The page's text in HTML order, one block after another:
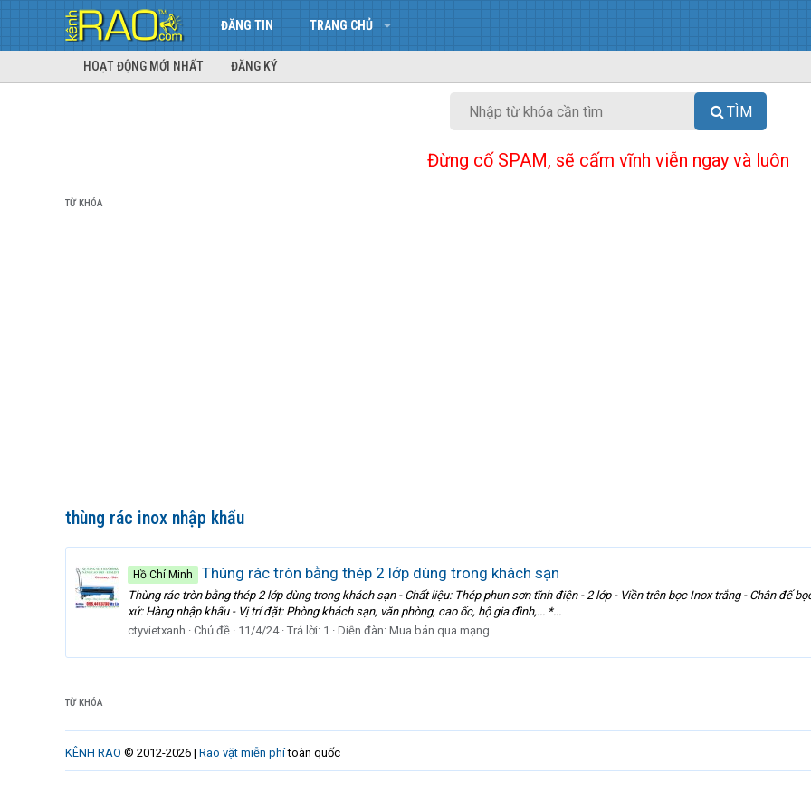
ĐĂNG TIN TRANG CHỦ
HOẠT ĐỘNG MỚI NHẤT ĐĂNG KÝ
TÌM
Đừng cố SPAM, sẽ cấm vĩnh viễn ngay và luôn
TỪ KHÓA
thùng rác inox nhập khẩu
Hồ Chí Minh Thùng rác tròn bằng thép 2 lớp dùng trong khách sạn
Thùng rác tròn bằng thép 2 lớp dùng trong khách sạn - Chất liệu: Thép phun sơn tĩnh điện - 2 lớp - Viền trên bọc Inox trắng - Chân đế
xứ: Hàng nhập khẩu - Vị trí đặt: Phòng khách sạn, văn phòng, cao ốc, hộ gia đình,... *...
ctyvietxanh
Chủ đề 11/4/24 Trả lời: 1 Diễn đàn: Mua bán qua mạng
TỪ KHÓA
KÊNH RAO © 2012-2026 | Rao vặt miễn phítoàn quốc